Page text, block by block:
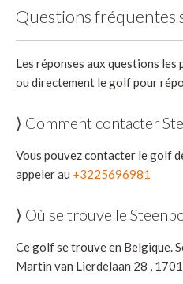
Questions fréquentes
Les réponses aux questions les
ou directement le golf pour
⟩ Comment contacter
Vous pouvez contacter le golf
appeler au +3225696981
⟩ Où se trouve le
Ce golf se trouve en Belgique.
Martin van Lierdelaan 28 ,